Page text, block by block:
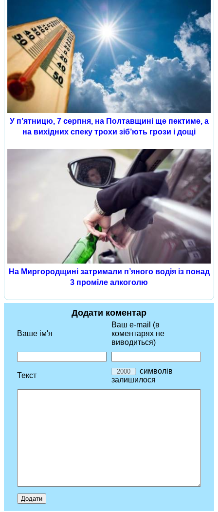
У п’ятницю, 7 серпня, на Полтавщині ще пектиме, а
на вихідних спеку трохи зіб’ють грози і дощі
На Миргородщині затримали п’яного водія із понад
3 проміле алкоголю
Додати коментар
Ваше ім'я
Ваш e-mail (в
коментарях не
виводиться)
Текст
символів
залишилося